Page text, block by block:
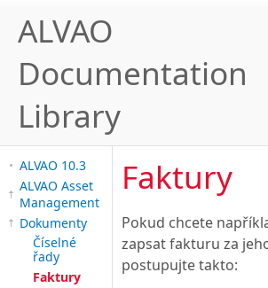
ALVAO
Documentation
Library
ALVAO 10.3
ALVAO Asset
Management
Dokumenty
Číselné
řady
Faktury
Faktury
Pokud chcete
zapsat fakturu za
postupujte takto: